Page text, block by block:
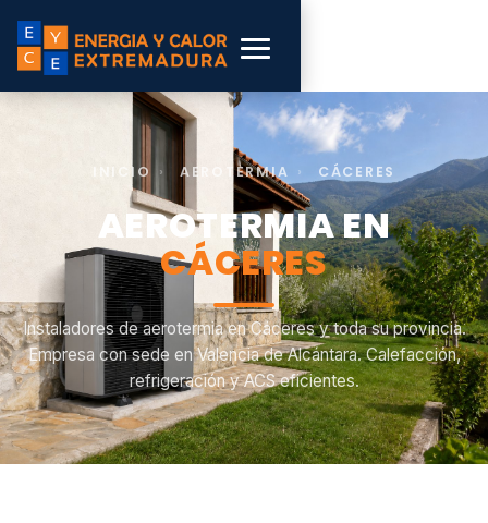
INICIO › AEROTERMIA › CÁCERES
AEROTERMIA EN
CÁCERES
Instaladores de aerotermia en Cáceres y toda su provincia.
Empresa con sede en Valencia de Alcántara. Calefacción,
refrigeración y ACS eficientes.